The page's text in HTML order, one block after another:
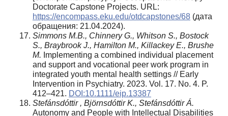
Doctorate Capstone Projects. URL:
https://encompass.eku.edu/otdcapstones/68 (дата
обращения: 21.04.2024).
Simmons M.B., Chinnery G., Whitson S., Bostock
S., Braybrook J., Hamilton M., Killackey E., Brushe
M. Implementing a combined individual placement
and support and vocational peer work program in
integrated youth mental health settings // Early
Intervention in Psychiatry. 2023. Vol. 17. No. 4. P.
412–421. DOI:10.1111/eip.13387
Stefánsdóttir , Björnsdóttir K., Stefánsdóttir Á.
Autonomy and People with Intellectual Disabilities